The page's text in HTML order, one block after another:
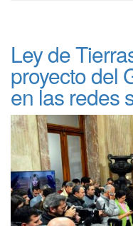
Ley de
proyecto del
en las redes